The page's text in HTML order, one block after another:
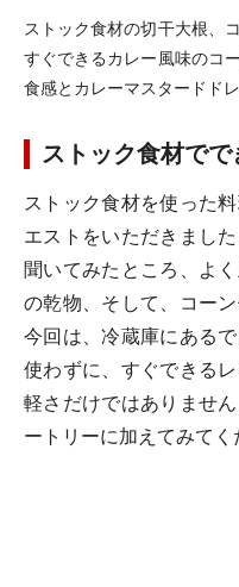
ストック食材の切干大根、
すぐできるカレー風味のコ
食感とカレーマスタードド
ストック食材で
ストック食材を使った
エストをいただきまし
聞いてみたところ、よ
の乾物、そして、コー
今回は、冷蔵庫にある
使わずに、すぐできる
軽さだけではありませ
ートリーに加えてみてく